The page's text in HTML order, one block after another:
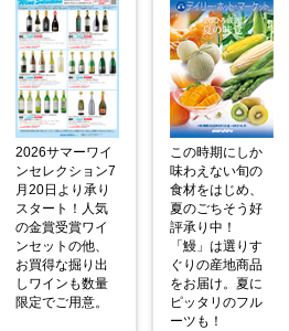
2026サマーワイ
ンセレクション7
月20日より承り
スタート！人気
の金賞受賞ワイ
ンセットの他、
お買得な掘り出
しワインも数量
限定でご用意。
この時期にしか
味わえない旬の
食材をはじめ、
夏のごちそう好
評承り中！
「鰻」は選りす
ぐりの産地商品
をお届け。夏に
ピッタリのフル
ーツも！